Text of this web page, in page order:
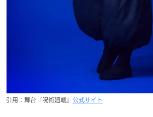
引用：舞台『呪術廻戦』 公式サイト